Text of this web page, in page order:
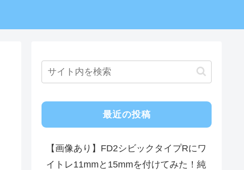
最近の投稿
【画像あり】FD2シビックタイプRにワ
イトレ11mmと15mmを付けてみた！純